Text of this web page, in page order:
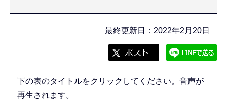
最終更新日：2022年2月20日
下の表のタイトルをクリックしてください。音声が
再生されます。